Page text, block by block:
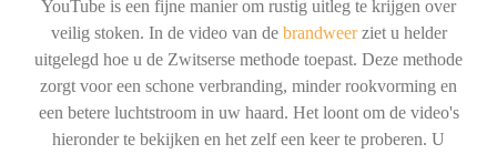
YouTube is een fijne manier om rustig uitleg te krijgen over
veilig stoken. In de video van de brandweerziet u helder
uitgelegd hoe u de Zwitserse methode toepast. Deze methode
zorgt voor een schone verbranding, minder rookvorming en
een betere luchtstroom in uw haard. Het loont om de video's
hieronder te bekijken en het zelf een keer te proberen. U